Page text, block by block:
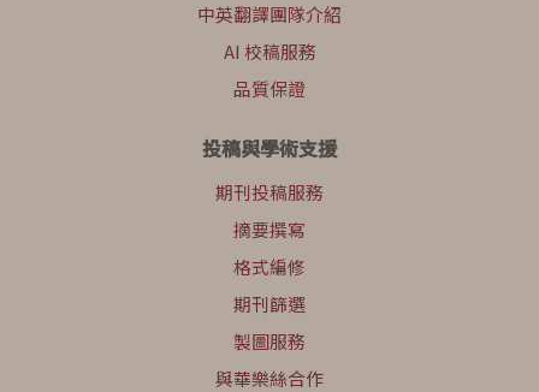
中英翻譯團隊介紹
AI 校稿服務
品質保證
投稿與學術支援
期刊投稿服務
摘要撰寫
格式編修
期刊篩選
製圖服務
與華樂絲合作